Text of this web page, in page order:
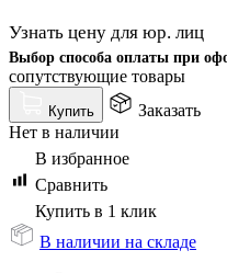
Узнать цену для юр. лиц
Выбор способа оплаты при
сопутствующие товары
Купить
Заказать
Нет в наличии
В избранное
Сравнить
Купить в 1 клик
В наличии на складе